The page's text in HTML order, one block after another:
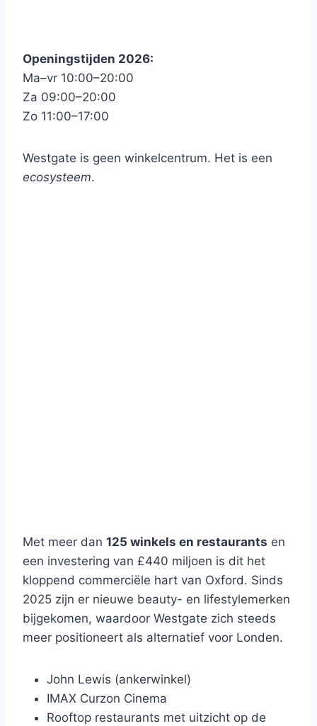
Openingstijden 2026:
Ma–vr 10:00–20:00
Za 09:00–20:00
Zo 11:00–17:00
Westgate is geen winkelcentrum. Het is een
ecosysteem.
Met meer dan 125 winkels en restaurants en
een investering van £440 miljoen is dit het
kloppend commerciële hart van Oxford. Sinds
2025 zijn er nieuwe beauty- en lifestylemerken
bijgekomen, waardoor Westgate zich steeds
meer positioneert als alternatief voor Londen.
John Lewis (ankerwinkel)
IMAX Curzon Cinema
Rooftop restaurants met uitzicht op de